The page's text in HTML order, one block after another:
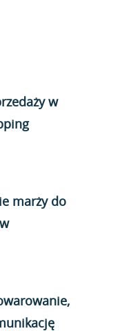
w
marży do